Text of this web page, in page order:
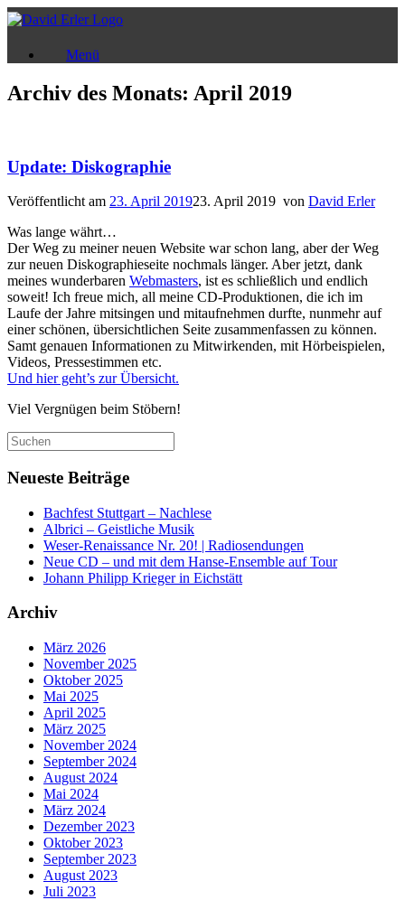
Zum
Inhalt
Menü
Archiv des Monats: April 2019
Update: Diskographie
Veröffentlicht am 23. April 201923. April 2019 von David Erler
Was lange währt…
Der Weg zu meiner neuen Website war schon lang, aber der Weg
zur neuen Diskographieseite nochmals länger. Aber jetzt, dank
meines wunderbaren Webmasters, ist es schließlich und endlich
soweit! Ich freue mich, all meine CD-Produktionen, die ich im
Laufe der Jahre mitsingen und mitaufnehmen durfte, nunmehr auf
einer schönen, übersichtlichen Seite zusammenfassen zu können.
Samt genauen Informationen zu Mitwirkenden, mit Hörbeispielen,
Videos, Pressestimmen etc.
Und hier geht’s zur Übersicht.
Viel Vergnügen beim Stöbern!
Suchen
nach:
Neueste Beiträge
Bachfest Stuttgart – Nachlese
Albrici – Geistliche Musik
Weser-Renaissance Nr. 20! | Radiosendungen
Neue CD – und mit dem Hanse-Ensemble auf Tour
Johann Philipp Krieger in Eichstätt
Archiv
März 2026
November 2025
Oktober 2025
Mai 2025
April 2025
März 2025
November 2024
September 2024
August 2024
Mai 2024
März 2024
Dezember 2023
Oktober 2023
September 2023
August 2023
Juli 2023